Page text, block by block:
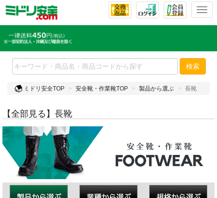
T
l
e
n
n
検索
ミドリ安全TOP 安全靴・作業靴TOP 製品から選ぶ 長靴
【全部見る】長靴